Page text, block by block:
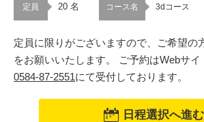
定員 20 名 コース名 3dコース
定員に限りがございますので、ご希望の
をお願いいたします。 ご予約はWebサ
0584-87-2551にて受付しております。
日程選択へ進む